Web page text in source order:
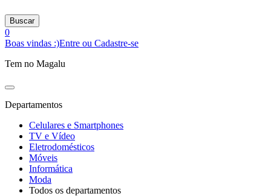
Buscar
0
Boas vindas :)Entre ou Cadastre-se
Tem no Magalu
Departamentos
Celulares e Smartphones
TV e Vídeo
Eletrodomésticos
Móveis
Informática
Moda
Todos os departamentos